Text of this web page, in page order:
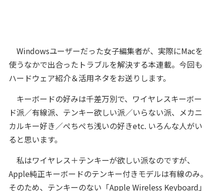
Windowsユーザーだった女子編集者が、実際にMacを
使うなかで出合ったトラブルを解決する本連載。今回も
ハードウェア紹介＆活用ネタをお送りします。
キーボードの好みは千差万別で、ワイヤレスキーボー
ド派／有線派、テンキー欲しい派／いらない派、メカニ
カルキー好き／ぺちぺち浅いの好きetc. いろんな人がい
ると思います。
私はワイヤレス＋テンキーが欲しい派なのですが、
Apple純正キーボードのテンキー付きモデルは有線のみ。
そのため、テンキーのない「Apple Wireless Keyboard」